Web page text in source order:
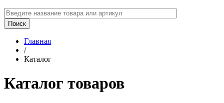
Главная
/
Каталог
Каталог товаров